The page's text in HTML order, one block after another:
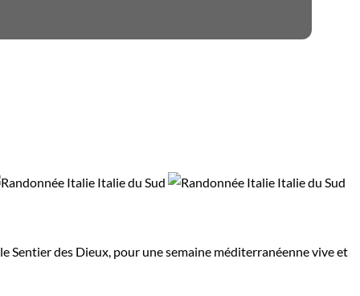
Sentier des Dieux, pour une semaine méditerranéenne vive et